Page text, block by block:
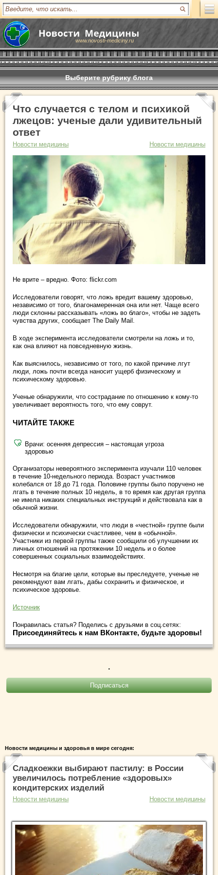
www.novosti-mediciny.ru
Выберите рубрику блога
Что случается с телом и психикой
лжецов: ученые дали удивительный
ответ
Новости медицины Новости медицины
Не врите – вредно. Фото: flickr.com
Исследователи говорят, что ложь вредит вашему здоровью,
независимо от того, благонамеренная она или нет. Чаще всего
люди склонны рассказывать «ложь во благо», чтобы не задеть
чувства других, сообщает The Daily Mail.
В ходе эксперимента исследователи смотрели на ложь и то,
как она влияют на повседневную жизнь.
Как выяснилось, независимо от того, по какой причине лгут
люди, ложь почти всегда наносит ущерб физическому и
психическому здоровью.
Ученые обнаружили, что сострадание по отношению к кому-то
увеличивает вероятность того, что ему соврут.
ЧИТАЙТЕ ТАКЖЕ
Врачи: осенняя депрессия – настоящая угроза
здоровью
Организаторы невероятного эксперимента изучали 110 человек
в течение 10-недельного периода. Возраст участников
колебался от 18 до 71 года. Половине группы было поручено не
лгать в течение полных 10 недель, в то время как другая группа
не имела никаких специальных инструкций и действовала как в
обычной жизни.
Исследователи обнаружили, что люди в «честной» группе были
физически и психически счастливее, чем в «обычной».
Участники из первой группы также сообщили об улучшении их
личных отношений на протяжении 10 недель и о более
совершенных социальных взаимодействиях.
Несмотря на благие цели, которые вы преследуете, ученые не
рекомендуют вам лгать, дабы сохранить и физическое, и
психическое здоровье.
Источник
Понравилась статья? Поделись с друзьями в соц.сетях:
Присоединяйтесь к нам ВКонтакте, будьте здоровы!
.
Новости медицины и здоровья в мире сегодня:
Сладкоежки выбирают пастилу: в России
увеличилось потребление «здоровых»
кондитерских изделий
Новости медицины Новости медицины